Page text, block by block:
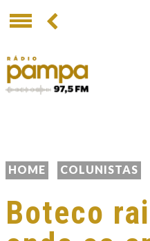
HOME COLUNISTAS
Boteco